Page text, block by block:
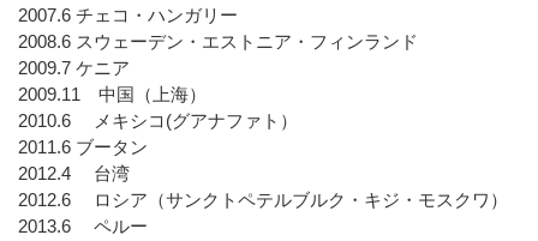
2007.6 チェコ・ハンガリー
2008.6 スウェーデン・エストニア・フィンランド
2009.7 ケニア
2009.11 中国（上海）
2010.6 メキシコ(グアナファト）
2011.6 ブータン
2012.4 台湾
2012.6 ロシア（サンクトペテルブルク・キジ・モスクワ）
2013.6 ペルー